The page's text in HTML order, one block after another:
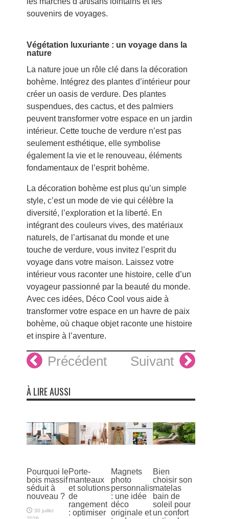
souvenirs de voyages.
Végétation luxuriante : un voyage dans la
nature
La nature joue un rôle clé dans la décoration
bohème. Intégrez des plantes d’intérieur pour
créer un oasis de verdure. Des plantes
suspendues, des cactus, et des palmiers
peuvent transformer votre espace en un jardin
intérieur. Cette touche de verdure n’est pas
seulement esthétique, elle symbolise
également la vie et le renouveau, éléments
fondamentaux de l’esprit bohème.
La décoration bohème est plus qu’un simple
style, c’est un mode de vie qui célèbre la
diversité, l’exploration et la liberté. En
intégrant des couleurs vives, des matériaux
naturels, de l’artisanat du monde et une
touche de verdure, vous invitez l’esprit du
voyage dans votre maison. Laissez votre
intérieur vous raconter une histoire, celle d’un
voyageur passionné par la beauté du monde.
Avec ces idées, Déco Cool vous aide à
transformer votre espace en un havre de paix
bohème, où chaque objet raconte une histoire
et inspire à l’aventure.
Précédent Suivant
À LIRE AUSSI
Pourquoi le
bois massif
séduit à
nouveau ?
30 juillet
Porte-
manteaux
et solutions
de
rangement
: optimiser
Magnets
photo
personnalisés
: une idée
déco
originale et
Bien
choisir son
matelas
bain de
soleil pour
un confort